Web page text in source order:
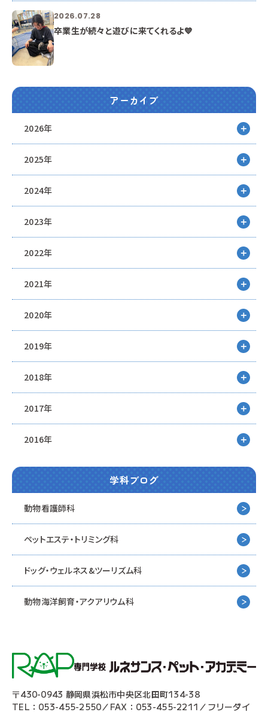
2026.07.28
卒業生が続々と遊びに来てくれるよ💙
アーカイブ
2026年
2025年
2024年
2023年
2022年
2021年
2020年
2019年
2018年
2017年
2016年
学科ブログ
動物看護師科
ペットエステ・トリミング科
ドッグ・ウェルネス&ツーリズム科
動物海洋飼育・アクアリウム科
〒430-0943 静岡県浜松市中央区北田町134-38
TEL：053-455-2550／FAX：053-455-2211／フリーダイ